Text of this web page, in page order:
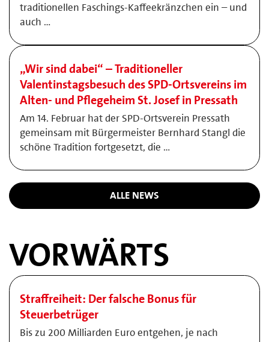
traditionellen Faschings-Kaffeekränzchen ein – und
auch …
„Wir sind dabei“ – Traditioneller
Valentinstagsbesuch des SPD-Ortsvereins im
Alten- und Pflegeheim St. Josef in Pressath
Am 14. Februar hat der SPD-Ortsverein Pressath
gemeinsam mit Bürgermeister Bernhard Stangl die
schöne Tradition fortgesetzt, die …
ALLE NEWS
VORWÄRTS
Straffreiheit: Der falsche Bonus für
Steuerbetrüger
Bis zu 200 Milliarden Euro entgehen, je nach